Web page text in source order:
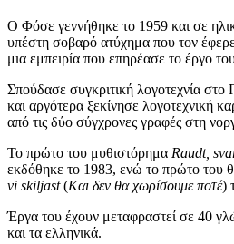
Ο Φόσε γεννήθηκε το 1959 και σε
υπέστη σοβαρό ατύχημα που τον
μια εμπειρία που επηρέασε το έργο
Σπούδασε συγκριτική λογοτεχνία
και αργότερα ξεκίνησε λογοτεχνική
από τις δύο σύγχρονες γραφές στη
Το πρώτο του μυθιστόρημα Raudt,
εκδόθηκε το 1983, ενώ το πρώτο του
vi skiljast(Και δεν θα χωρίσουμε ποτέ)
Έργα του έχουν μεταφραστεί σε 40
και τα ελληνικά.